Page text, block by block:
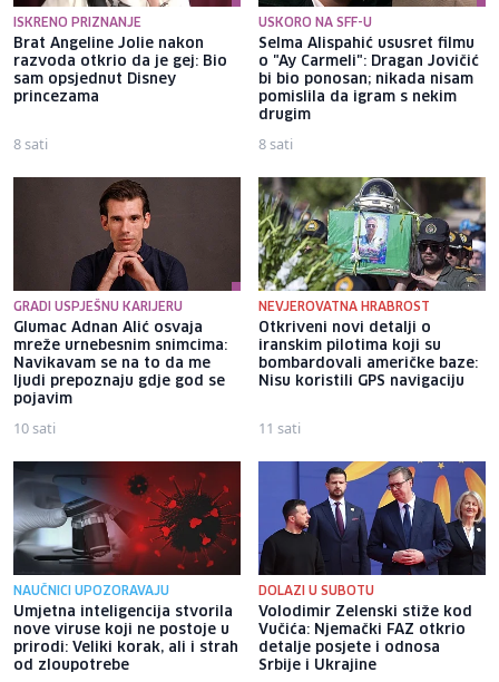
ISKRENO PRIZNANJE
Brat Angeline Jolie nakon
razvoda otkrio da je gej: Bio
sam opsjednut Disney
princezama
8 sati
USKORO NA SFF-U
Selma Alispahić ususret filmu
o "Ay Carmeli": Dragan Jovičić
bi bio ponosan; nikada nisam
pomislila da igram s nekim
drugim
8 sati
GRADI USPJEŠNU KARIJERU
Glumac Adnan Alić osvaja
mreže urnebesnim snimcima:
Navikavam se na to da me
ljudi prepoznaju gdje god se
pojavim
10 sati
NEVJEROVATNA HRABROST
Otkriveni novi detalji o
iranskim pilotima koji su
bombardovali američke baze:
Nisu koristili GPS navigaciju
11 sati
NAUČNICI UPOZORAVAJU
Umjetna inteligencija stvorila
nove viruse koji ne postoje u
prirodi: Veliki korak, ali i strah
od zloupotrebe
DOLAZI U SUBOTU
Volodimir Zelenski stiže kod
Vučića: Njemački FAZ otkrio
detalje posjete i odnosa
Srbije i Ukrajine